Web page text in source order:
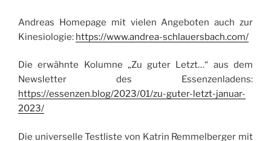
Andreas Homepage mit vielen Angeboten auch zur
Kinesiologie: https://www.andrea-schlauersbach.com/
Die erwähnte Kolumne „Zu guter Letzt…“ aus dem
Newsletter des Essenzenladens:
https://essenzen.blog/2023/01/zu-guter-letzt-januar-
2023/
Die universelle Testliste von Katrin Remmelberger mit